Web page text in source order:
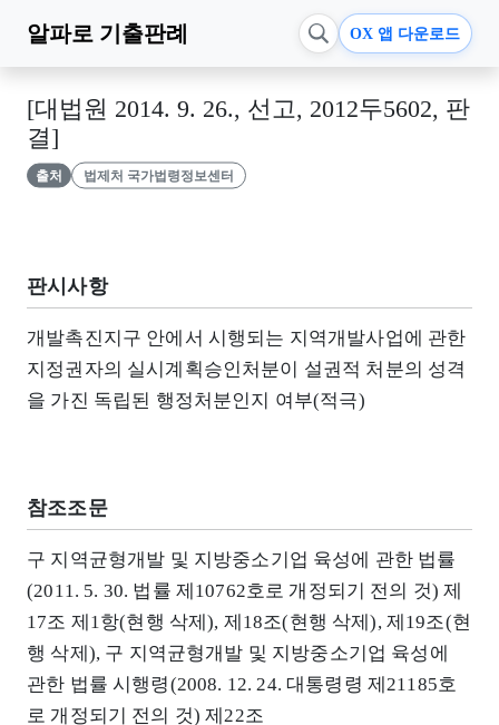
알파로 기출판례 OX 앱 다운로드
[대법원 2014. 9. 26., 선고, 2012두5602, 판
결]
출처 법제처 국가법령정보센터
판시사항
개발촉진지구 안에서 시행되는 지역개발사업에 관한
지정권자의 실시계획승인처분이 설권적 처분의 성격
을 가진 독립된 행정처분인지 여부(적극)
참조조문
구 지역균형개발 및 지방중소기업 육성에 관한 법률
(2011. 5. 30. 법률 제10762호로 개정되기 전의 것) 제
17조 제1항(현행 삭제), 제18조(현행 삭제), 제19조(현
행 삭제), 구 지역균형개발 및 지방중소기업 육성에
관한 법률 시행령(2008. 12. 24. 대통령령 제21185호
로 개정되기 전의 것) 제22조